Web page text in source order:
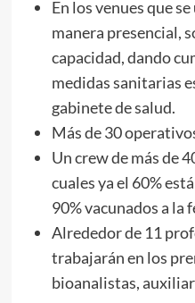
En los venues que
manera presencial,
capacidad, dando
medidas sanitarias
gabinete de salud.
Más de 30
Un crew de más de
cuales ya el 60%
90% vacunados a la
Alrededor de 11
trabajarán en los
bioanalistas,